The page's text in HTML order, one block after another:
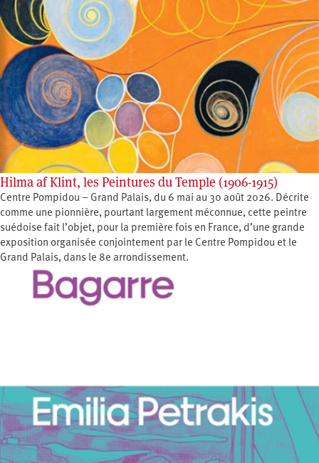
Hilma af Klint, les Peintures du Temple (1906-1915)
Centre Pompidou – Grand Palais, du 6 mai au 30 août 2026. Décrite
comme une pionnière, pourtant largement méconnue, cette peintre
suédoise fait l’objet, pour la première fois en France, d’une grande
exposition organisée conjointement par le Centre Pompidou et le
Grand Palais, dans le 8e arrondissement.